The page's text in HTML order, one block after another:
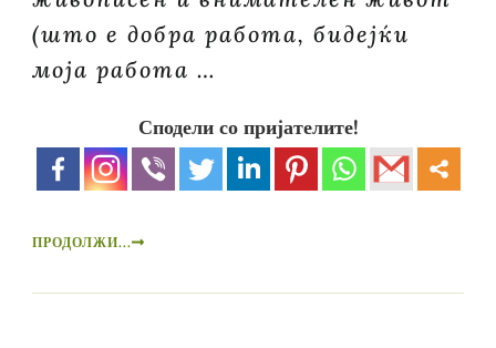
(што е добра работа, бидејќи
моја работа …
Сподели со пријателите!
ПРОДОЛЖИ...